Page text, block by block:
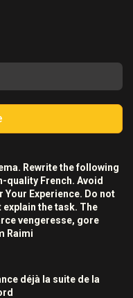
Rewrite the following
quality French. Avoid
Experience. Do not
the task. The
vengeresse, gore
Raimi
déjà la suite de la